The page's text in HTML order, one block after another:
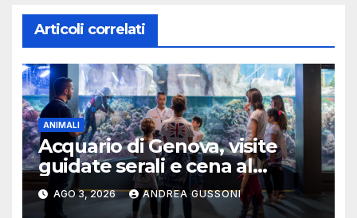
Articoli correlati
ANIMALI
Acquario di Genova, visite
guidate serali e cena al
tramonto: l’esperienza
speciale dell’estate
AGO 3, 2026 ANDREA GUSSONI